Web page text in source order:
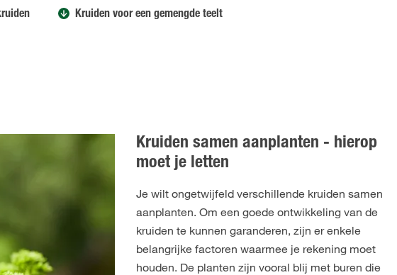
Kruiden voor een gemengde teelt
Kruiden samen aanplanten - hierop
moet je letten
Je wilt ongetwijfeld verschillende kruiden samen
aanplanten. Om een goede ontwikkeling van de
kruiden te kunnen garanderen, zijn er enkele
belangrijke factoren waarmee je rekening moet
houden. De planten zijn vooral blij met buren die